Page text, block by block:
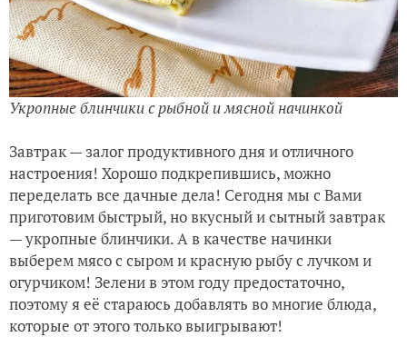
Укропные блинчики с рыбной и мясной начинкой
Завтрак — залог продуктивного дня и отличного
настроения! Хорошо подкрепившись, можно
переделать все дачные дела! Сегодня мы с Вами
приготовим быстрый, но вкусный и сытный завтрак
— укропные блинчики. А в качестве начинки
выберем мясо с сыром и красную рыбу с лучком и
огурчиком! Зелени в этом году предостаточно,
поэтому я её стараюсь добавлять во многие блюда,
которые от этого только выигрывают!